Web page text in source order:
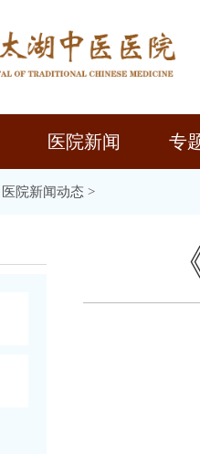
医院新闻 专
医院新闻动态 >